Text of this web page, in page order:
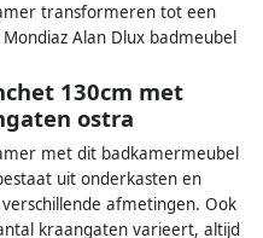
transformeren tot een
Alan Dlux badmeubel
130cm met
ostra
met dit badkamermeubel
uit onderkasten en
afmetingen. Ook
kraangaten varieert, altijd